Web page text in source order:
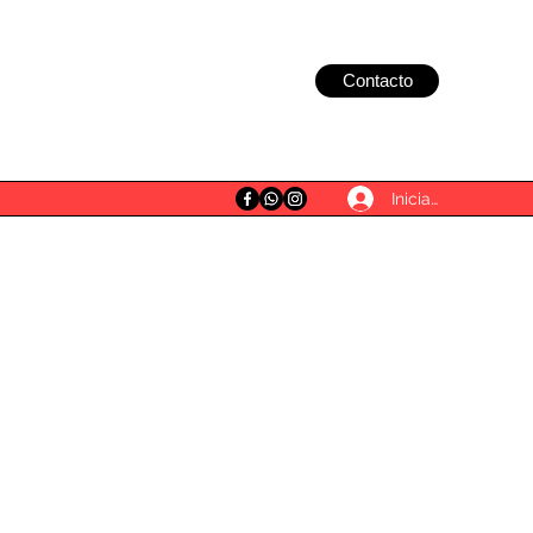
Contacto
Iniciar sesión